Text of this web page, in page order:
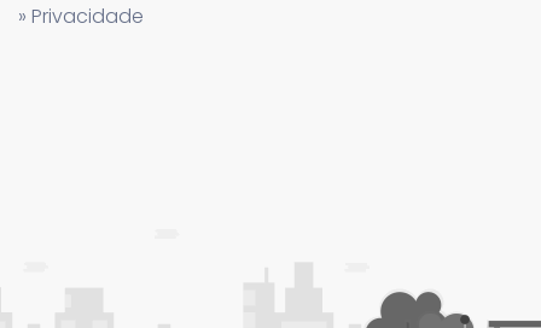
» Privacidade